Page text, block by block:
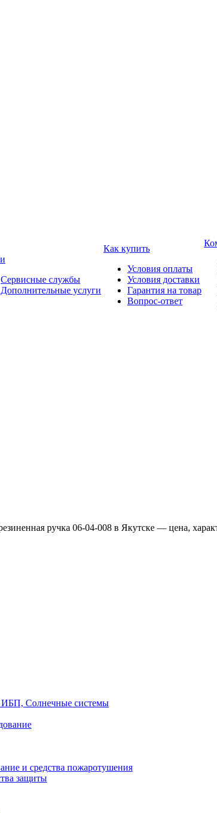
Сервисные службы
Дополнительные услуги
Как купить
Условия оплаты
Условия доставки
Гарантия на товар
Вопрос-ответ
ручка 06-04-008 в Якутске — цена,
ИБП, Солнечные системы
и средства пожаротушения
защиты